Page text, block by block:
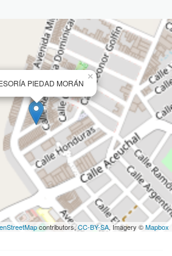
PIEDAD MORÁN
×
contributors,CC-BY-SA, Imagery ©Mapbox